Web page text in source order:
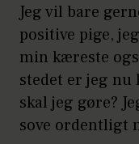
Jeg vil bare
positive pige,
min kæreste
stedet er jeg
skal jeg gøre?
sove ordentligt